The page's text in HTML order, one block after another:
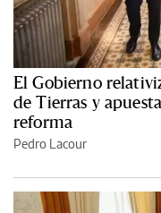
El Gobierno
de Tierras y
reforma
Pedro Lacour